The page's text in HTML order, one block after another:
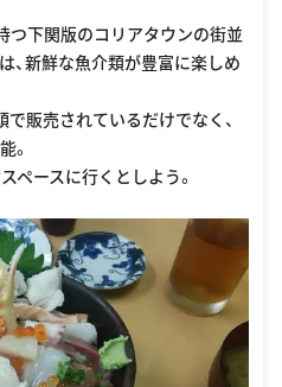
つ下関版のコリアタウンの街並
、新鮮な魚介類が豊富に楽しめ
販売されているだけでなく、
。
ペースに行くとしよう。